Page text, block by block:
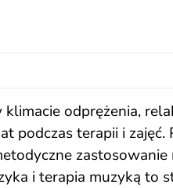
odprężenia,
podczas terapii i zajęć.
i terapia muzyką to